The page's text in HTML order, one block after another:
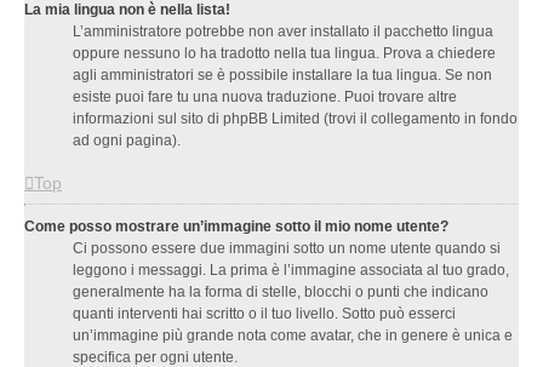
La mia lingua non è nella lista!
L’amministratore potrebbe non aver installato il pacchetto lingua
oppure nessuno lo ha tradotto nella tua lingua. Prova a chiedere
agli amministratori se è possibile installare la tua lingua. Se non
esiste puoi fare tu una nuova traduzione. Puoi trovare altre
informazioni sul sito di phpBB Limited (trovi il collegamento in fondo
ad ogni pagina).
Top
Come posso mostrare un’immagine sotto il mio nome utente?
Ci possono essere due immagini sotto un nome utente quando si
leggono i messaggi. La prima è l’immagine associata al tuo grado,
generalmente ha la forma di stelle, blocchi o punti che indicano
quanti interventi hai scritto o il tuo livello. Sotto può esserci
un’immagine più grande nota come avatar, che in genere è unica e
specifica per ogni utente.